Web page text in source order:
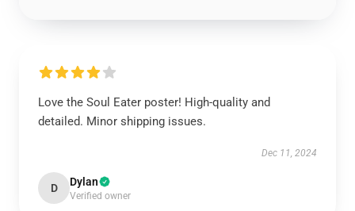
Love the Soul Eater poster! High-quality and
detailed. Minor shipping issues.
Dec 11, 2024
D Dylan
Verified owner